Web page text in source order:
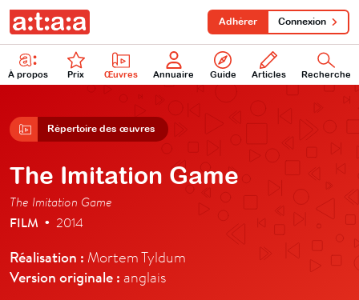
À propos Prix Œuvres Annuaire Guide Articles Recherche
Adhérer Connexion
Répertoire des œuvres
The Imitation Game
The Imitation Game
FILM • 2014
Réalisation : Mortem Tyldum
Version originale : anglais